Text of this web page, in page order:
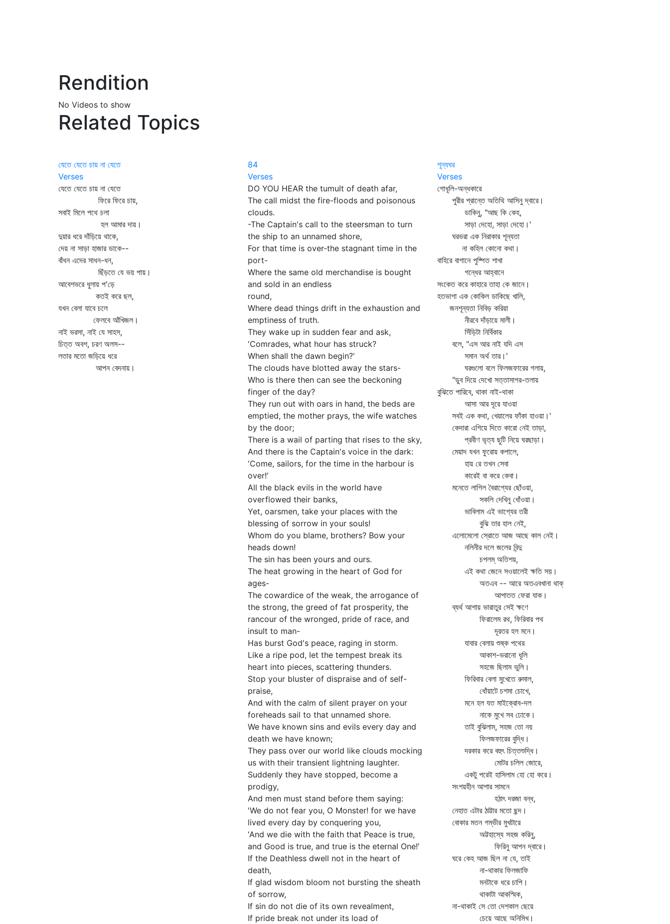
Rendition
No Videos to show
Related Topics
যেতে যেতে চায় না যেতে
Verses
যেতে যেতে চায় না যেতে
ফিরে ফিরে চায়,
সবাই মিলে পথে চলা
হল আমার দায়।
দুয়ার ধরে দাঁড়িয়ে থাকে,
দেয় না সাড়া হাজার ডাকে--
বাঁধন এদের সাধন-ধন,
ছিঁড়তে যে ভয় পায়।
আবেশভরে ধুলায় প'ড়ে
কতই করে ছল,
যখন বেলা যাবে চলে
ফেলবে আঁখিজল।
নাই ভরসা, নাই যে সাহস,
চিত্ত অবশ, চরণ অলস--
লতার মতো জড়িয়ে ধরে
আপন বেদনায়।
84
Verses
DO YOU HEAR the tumult of death afar,
The call midst the fire-floods and poisonous
clouds.
-The Captain's call to the steersman to turn
the ship to an unnamed shore,
For that time is over-the stagnant time in the
port-
Where the same old merchandise is bought
and sold in an endless
round,
Where dead things drift in the exhaustion and
emptiness of truth.
They wake up in sudden fear and ask,
'Comrades, what hour has struck?
When shall the dawn begin?'
The clouds have blotted away the stars-
Who is there then can see the beckoning
finger of the day?
They run out with oars in hand, the beds are
emptied, the mother prays, the wife watches
by the door;
There is a wail of parting that rises to the sky,
And there is the Captain's voice in the dark:
'Come, sailors, for the time in the harbour is
over!'
All the black evils in the world have
overflowed their banks,
Yet, oarsmen, take your places with the
blessing of sorrow in your souls!
Whom do you blame, brothers? Bow your
heads down!
The sin has been yours and ours.
The heat growing in the heart of God for
ages-
The cowardice of the weak, the arrogance of
the strong, the greed of fat prosperity, the
rancour of the wronged, pride of race, and
insult to man-
Has burst God's peace, raging in storm.
Like a ripe pod, let the tempest break its
heart into pieces, scattering thunders.
Stop your bluster of dispraise and of self-
praise,
And with the calm of silent prayer on your
foreheads sail to that unnamed shore.
We have known sins and evils every day and
death we have known;
They pass over our world like clouds mocking
us with their transient lightning laughter.
Suddenly they have stopped, become a
prodigy,
And men must stand before them saying:
'We do not fear you, O Monster! for we have
lived every day by conquering you,
'And we die with the faith that Peace is true,
and Good is true, and true is the eternal One!'
If the Deathless dwell not in the heart of
death,
If glad wisdom bloom not bursting the sheath
of sorrow,
If sin do not die of its own revealment,
If pride break not under its load of
শূন্যঘর
Verses
গোধূলি-অন্ধকারে
পুরীর প্রান্তে অতিথি আসিনু দ্বারে।
ডাকিনু, "আছ কি কেহ,
সাড়া দেহো, সাড়া দেহো।'
ঘরভরা এক নিরাকার শূন্যতা
না কহিল কোনো কথা।
বাহিরে বাগানে পুষ্পিত শাখা
গন্ধের আহ্বানে
সংকেত করে কাহারে তাহা কে জানে।
হতভাগা এক কোকিল ডাকিছে খালি,
জনশূন্যতা নিবিড় করিয়া
নীরবে দাঁড়ায়ে মালী।
সিঁড়িটা নির্বিকার
বলে, "এস আর নাই যদি এস
সমান অর্থ তার।'
ঘরগুলো বলে ফিলজফারের গলায়,
"ডুব দিয়ে দেখো সত্তাসাগর-তলায়
বুঝিতে পারিবে, থাকা নাই-থাকা
আসা আর দূরে যাওয়া
সবই এক কথা, খেয়ালের ফাঁকা হাওয়া।'
কেদারা এগিয়ে দিতে কারো নেই তাড়া,
প্রবীণ ভৃত্য ছুটি নিয়ে ঘরছাড়া।
মেয়াদ যখন ফুরোয় কপালে,
হায় রে তখন সেবা
কারেই বা করে কেবা।
মনেতে লাগিল বৈরাগ্যের ছোঁওয়া,
সকলি দেখিনু ধোঁওয়া।
ভাবিলাম এই ভাগ্যের তরী
বুঝি তার হাল নেই,
এলোমেলো স্রোতে আজ আছে কাল নেই।
নলিনীর দলে জলের বিন্দু
চপলম্‌ অতিশয়,
এই কথা জেনে সওয়ালেই ক্ষতি সয়।
অতএব -- আরে অতএবখানা থাক্‌
আপাতত ফেরা যাক।
ব্যর্থ আশায় ভারাতুর সেই ক্ষণে
ফিরালেম রথ, ফিরিবার পথ
দূরতর হল মনে।
যাবার বেলায় শুষ্ক পথের
আকাশ-ভরানো ধূলি
সহজে ছিলাম ভুলি।
ফিরিবার বেলা মুখেতে রুমাল,
ধোঁয়াটে চশমা চোখে,
মনে হল যত মাইক্রোব-দল
নাকে মুখে সব ঢোকে।
তাই বুঝিলাম, সহজ তো নয়
ফিলজফারের বুদ্ধি।
দরকার করে বহুৎ চিত্তশুদ্ধি।
মোটর চলিল জোরে,
একটু পরেই হাসিলাম হো হো করে।
সংশয়হীন আশার সামনে
হঠাৎ দরজা বন্ধ,
নেহাত এটার ঠাট্টার মতো ছন্দ।
বোকার মতন গম্ভীর মুখটারে
অট্টহাস্যে সহজ করিনু,
ফিরিনু আপন দ্বারে।
ঘরে কেহ আজ ছিল না যে, তাই
না-থাকার ফিলজাফি
মনটাকে ধরে চাপি।
থাকাটা আকস্মিক,
না-থাকাই সে তো দেশকাল ছেয়ে
চেয়ে আছে অনিমিখ।